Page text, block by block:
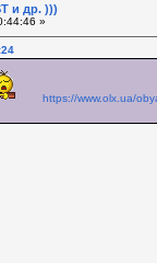
и др. )))
»
https://www.olx.ua/